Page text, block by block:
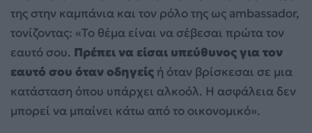
της στην καμπάνια και τον ρόλο της ως ambassador,
τονίζοντας: «Το θέμα είναι να σέβεσαι πρώτα τον
εαυτό σου. Πρέπει να είσαι υπεύθυνος για τον
εαυτό σου όταν οδηγείς ή όταν βρίσκεσαι σε μια
κατάσταση όπου υπάρχει αλκοόλ. Η ασφάλεια δεν
μπορεί να μπαίνει κάτω από το οικονομικό».